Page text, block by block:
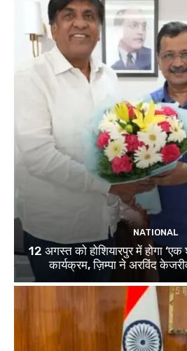
NATIONAL
12 अगस्त को होशियारपुर में होगा
कार्यक्रम, ज़िम्पा ने अरविंद